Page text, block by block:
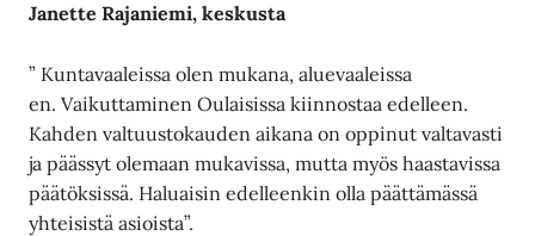
Janette Rajaniemi, keskusta
” Kuntavaaleissa olen mukana, aluevaaleissa
en. Vaikuttaminen Oulaisissa kiinnostaa edelleen.
Kahden valtuustokauden aikana on oppinut valtavasti
ja päässyt olemaan mukavissa, mutta myös haastavissa
päätöksissä. Haluaisin edelleenkin olla päättämässä
yhteisistä asioista”.